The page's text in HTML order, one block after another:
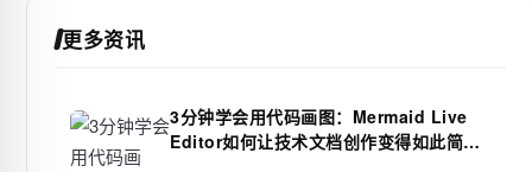
更多资讯
3分钟学会用代码画图：Mermaid Live
Editor如何让技术文档创作变得如此简